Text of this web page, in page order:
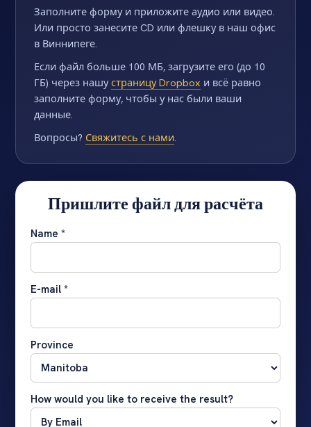
Или просто занесите CD или флешку в наш офис
в Виннипеге.
Если файл больше 100 МБ, загрузите его (до 10
ГБ) через нашустраницу Dropboxи всё равно
заполните форму, чтобы у нас были ваши
данные.
Вопросы?
Пришлите файл для расчёта
Name *
E-mail *
Province
How would you like to receive the result?